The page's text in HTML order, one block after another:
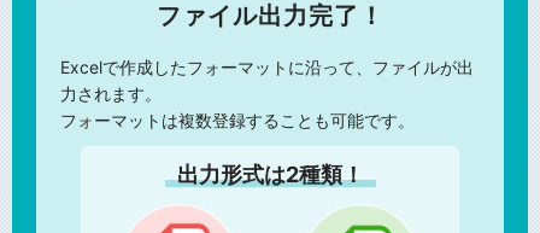
ファイル出力完了！
Excelで作成したフォーマットに沿って、ファイルが出
力されます。
フォーマットは複数登録することも可能です。
出力形式は2種類！